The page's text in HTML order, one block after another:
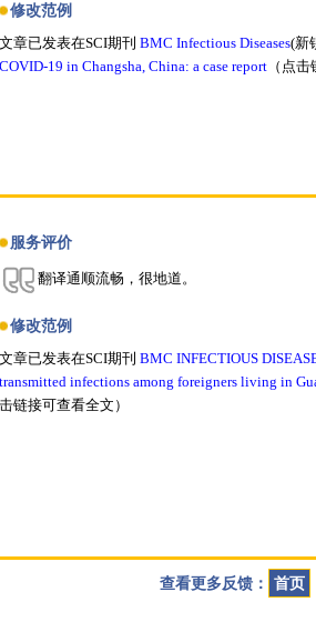
修改范例
文章已发表在SCI期刊 BMC Infectious Diseases(新
COVID-19 in Changsha, China: a case report （点
服务评价
翻译通顺流畅，很地道。
修改范例
文章已发表在SCI期刊 BMC INFECTIOUS
transmitted infections among foreigners living in
击链接可查看全文）
查看更多反馈： 首页